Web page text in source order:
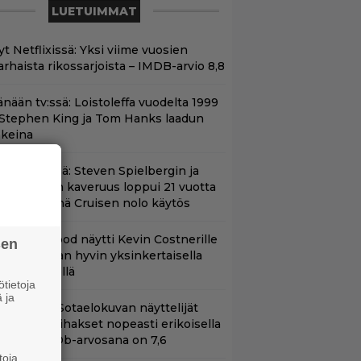
LUETUIMMAT
Netflixissä: Yksi viime vuosien
rikossarjoista – IMDB-arvio 8,8
tv:ssä: Loistoleffa vuodelta 1999
King ja Tom Hanks laadun
tv:ssä: Steven Spielbergin ja
Cruisen kaveruus loppui 21 vuotta
– Syynä Cruisen nolo käytös
Eastwood näytti Kevin Costnerille
paikan hyvin yksinkertaisella
tv:ssä: Sotaelokuvan näyttelijät
lihakset nopeasti erikoisella
– IMDb-arvosana on 7,6
ja